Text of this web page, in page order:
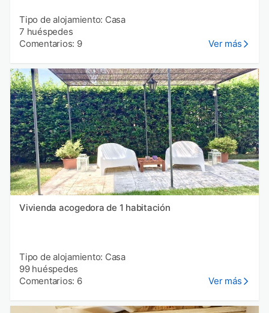
Tipo de alojamiento: Casa
7 huéspedes
Comentarios: 9
Ver más
Vivienda acogedora de 1 habitación
Tipo de alojamiento: Casa
99 huéspedes
Comentarios: 6
Ver más